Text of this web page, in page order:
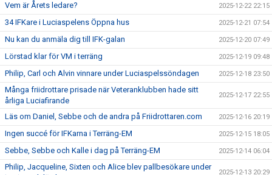
Vem är Årets ledare? 2025-12-22 22:15
34 IFKare i Luciaspelens Öppna hus 2025-12-21 07:54
Nu kan du anmäla dig till IFK-galan 2025-12-20 07:49
Lörstad klar för VM i terräng 2025-12-19 09:48
Philip, Carl och Alvin vinnare under Luciaspelssöndagen 2025-12-18 23:50
Många friidrottare prisade när Veteranklubben hade sitt
årliga Luciafirande
2025-12-17 22:55
Läs om Daniel, Sebbe och de andra på Friidrottaren.com 2025-12-16 20:19
Ingen succé för IFKarna i Terräng-EM 2025-12-15 18:05
Sebbe, Sebbe och Kalle i dag på Terräng-EM 2025-12-14 06:04
Philip, Jacqueline, Sixten och Alice blev pallbesökare under
2025-12-13 20:29